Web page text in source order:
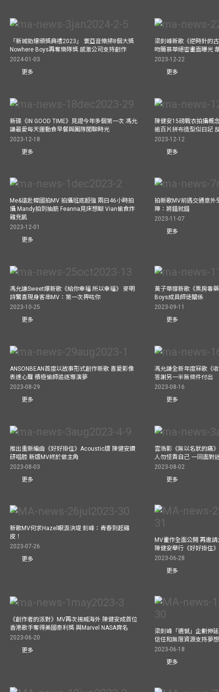
「新城勁爆頒獎典禮2023」 寰亞音樂掃8個大獎
Nowhere Boys再奪樂隊獎 感激公司支持創作
2024-01-03
更多
梁釗峰新歌《逆時針的
吻簡慕華絕密畫面曝光
2023-12-22
更多
新碟《IN GOOD TIME》見證今年多個第一次 馮允
謙最愛每天運動食早餐與團隊閒聊時光
2023-12-18
更多
陳健安15磅戰衣拍攝概
逾百片拼布造型似日記
2023-12-12
更多
Me&遠赴韓國拍MV 拍攝班底超強 兩日46小時拍
攝 Mandy拍到抽筋 Feanna見床想瞓 Vian偷食炸
雞充飢
2023-12-01
更多
拍新歌MV前遇交通意外
陣：將錯就錯
2023-11-07
更多
馮允謙Sweet爆新歌《給你幸福 所以幸福》 麥明
詩驚喜現身客串MV：第一次畀咗你
2023-10-25
更多
黃子華撐新歌《票房毒
Boys成員師徒關係
2023-09-11
更多
ANSONBEAN首度以故事形式創作新歌 喜愛影像
表達心聲 積極偷師追逐導演夢
2023-08-29
更多
馮允謙全新年度冧歌《
答謝另一半無條件付出
2023-08-16
更多
推出重新編曲《好好掛住》Acoustic版 陳健安鑽
研唱腔 新版MV終於做主角
2023-08-03
更多
雲浩影《無以名狀的痛
人勿怪責自己 一同面對
2023-08-02
更多
新歌MV何求Hazel眼淚決堤 釗峰：青春到起雞
皮！
2023-07-26
更多
MV畫作全面公開 再邀
陳健安舉行《好好掛住
2023-06-28
更多
《創作者的派對》MV再次揚威海外 陳健安成首位
香港歌手奪得美國泰利獎 與Marvel NASA齊名
2023-06-20
更多
梁釗峰「遺憾」企劃伸
信任和無限資源支持夢
2023-06-18
更多